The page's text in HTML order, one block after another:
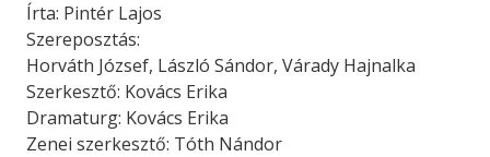
Írta: Pintér Lajos
Szereposztás:
Horváth József, László Sándor, Várady Hajnalka
Szerkesztő: Kovács Erika
Dramaturg: Kovács Erika
Zenei szerkesztő: Tóth Nándor